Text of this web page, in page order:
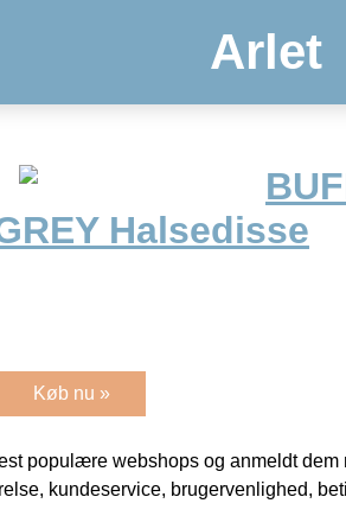
Arlet
Halsedisse
Køb nu »
populære webshops og anmeldt dem
kundeservice, brugervenlighed,